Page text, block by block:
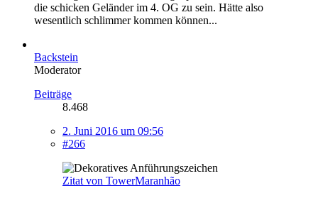
die schicken Geländer im 4. OG zu sein. Hätte also
wesentlich schlimmer kommen können...
Backstein
Moderator
Beiträge
8.468
2. Juni 2016 um 09:56
#266
Zitat von TowerMaranhão